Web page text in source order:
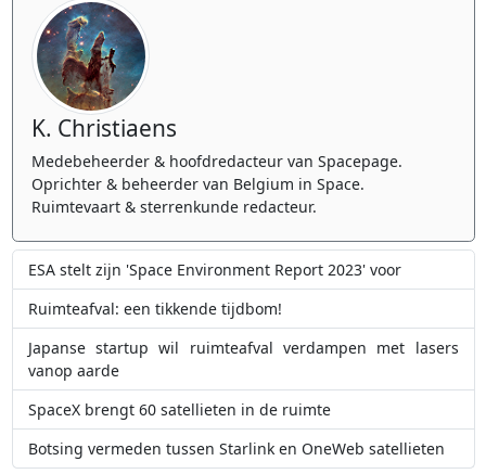
K. Christiaens
Medebeheerder & hoofdredacteur van Spacepage.
Oprichter & beheerder van Belgium in Space.
Ruimtevaart & sterrenkunde redacteur.
ESA stelt zijn 'Space Environment Report 2023' voor
Ruimteafval: een tikkende tijdbom!
Japanse startup wil ruimteafval verdampen met lasers
vanop aarde
SpaceX brengt 60 satellieten in de ruimte
Botsing vermeden tussen Starlink en OneWeb satellieten